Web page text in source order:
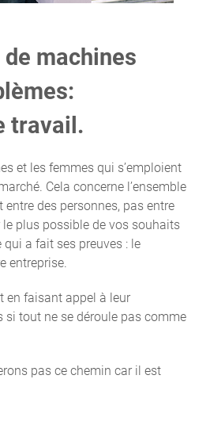
machines
travail.
et les femmes qui s’emploient
Cela concerne l’ensemble
des personnes, pas entre
plus possible de vos souhaits
qui a fait ses preuves : le
entreprise.
en faisant appel à leur
tout ne se déroule pas comme
pas ce chemin car il est